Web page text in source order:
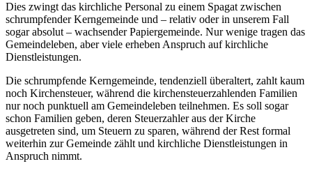
Dies zwingt das kirchliche Personal zu einem Spagat zwischen
schrumpfender Kerngemeinde und – relativ oder in unserem Fall
sogar absolut – wachsender Papiergemeinde. Nur wenige tragen das
Gemeindeleben, aber viele erheben Anspruch auf kirchliche
Dienstleistungen.
Die schrumpfende Kerngemeinde, tendenziell überaltert, zahlt kaum
noch Kirchensteuer, während die kirchensteuerzahlenden Familien
nur noch punktuell am Gemeindeleben teilnehmen. Es soll sogar
schon Familien geben, deren Steuerzahler aus der Kirche
ausgetreten sind, um Steuern zu sparen, während der Rest formal
weiterhin zur Gemeinde zählt und kirchliche Dienstleistungen in
Anspruch nimmt.